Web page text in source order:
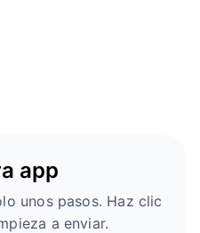
app
unos pasos. Haz clic
a enviar.